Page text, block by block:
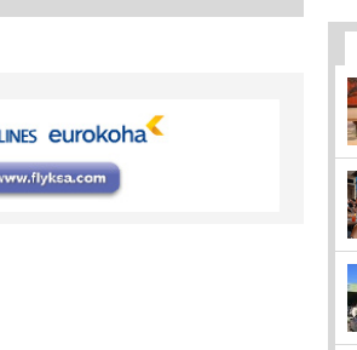
botëror të pajisjeve […]